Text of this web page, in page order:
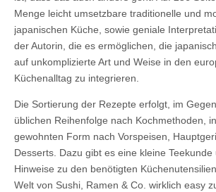
Menge leicht umsetzbare traditionelle und
japanischen Küche, sowie geniale
der Autorin, die es ermöglichen, die
auf unkomplizierte Art und Weise in den
Küchenalltag zu integrieren.
Die Sortierung der Rezepte erfolgt, im
üblichen Reihenfolge nach Kochmethoden,
gewohnten Form nach Vorspeisen,
Desserts. Dazu gibt es eine kleine Teekunde
Hinweise zu den benötigten
Welt von Sushi, Ramen & Co. wirklich easy